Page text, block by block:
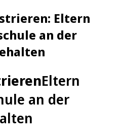
Eltern
an der
Eltern
an der